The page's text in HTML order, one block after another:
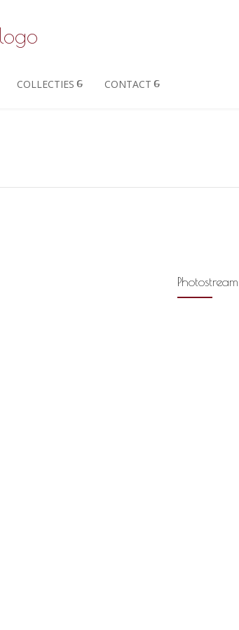
COLLECTIES CONTACT
Photostream